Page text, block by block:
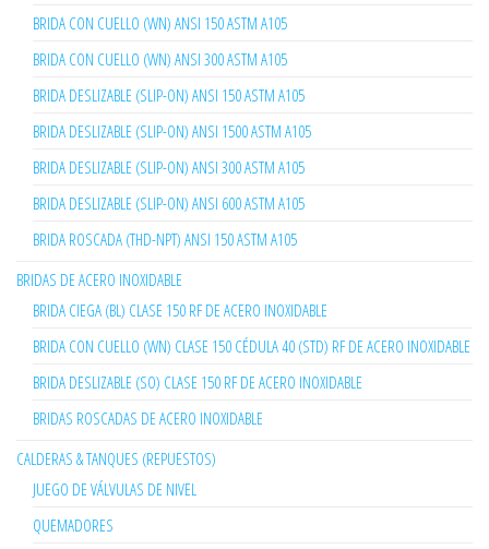
BRIDA CON CUELLO (WN) ANSI 150 ASTM A105
BRIDA CON CUELLO (WN) ANSI 300 ASTM A105
BRIDA DESLIZABLE (SLIP-ON) ANSI 150 ASTM A105
BRIDA DESLIZABLE (SLIP-ON) ANSI 1500 ASTM A105
BRIDA DESLIZABLE (SLIP-ON) ANSI 300 ASTM A105
BRIDA DESLIZABLE (SLIP-ON) ANSI 600 ASTM A105
BRIDA ROSCADA (THD-NPT) ANSI 150 ASTM A105
BRIDAS DE ACERO INOXIDABLE
BRIDA CIEGA (BL) CLASE 150 RF DE ACERO INOXIDABLE
BRIDA CON CUELLO (WN) CLASE 150 CÉDULA 40 (STD) RF DE ACERO INOXIDABLE
BRIDA DESLIZABLE (SO) CLASE 150 RF DE ACERO INOXIDABLE
BRIDAS ROSCADAS DE ACERO INOXIDABLE
CALDERAS & TANQUES (REPUESTOS)
JUEGO DE VÁLVULAS DE NIVEL
QUEMADORES